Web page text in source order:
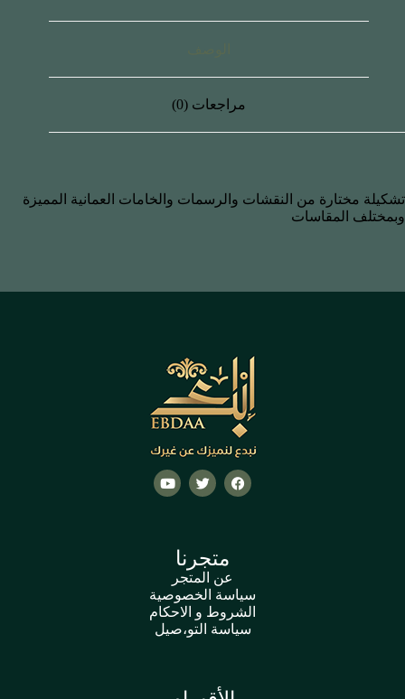
مراجعات (0)
تشكيلة مختارة من النقشات والرسمات والخامات العمانية المميزة
وبمختلف المقاسات
متجرنا
عن المتجر
سياسة الخصوصية
الشروط و الاحكام
سياسة التو،صيل